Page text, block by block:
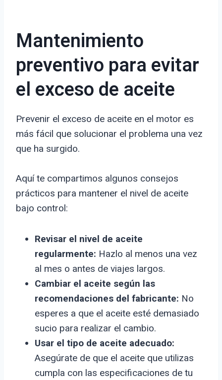
Mantenimiento
preventivo para evitar
el exceso de aceite
Prevenir el exceso de aceite en el motor es
más fácil que solucionar el problema una vez
que ha surgido.
Aquí te compartimos algunos consejos
prácticos para mantener el nivel de aceite
bajo control:
Revisar el nivel de aceite
regularmente: Hazlo al menos una vez
al mes o antes de viajes largos.
Cambiar el aceite según las
recomendaciones del fabricante: No
esperes a que el aceite esté demasiado
sucio para realizar el cambio.
Usar el tipo de aceite adecuado:
Asegúrate de que el aceite que utilizas
cumpla con las especificaciones de tu